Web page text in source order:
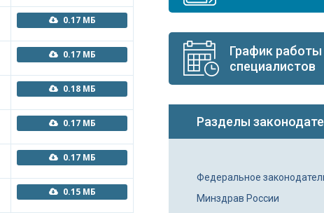
0.17 МБ
0.17 МБ
0.18 МБ
0.17 МБ
0.17 МБ
0.15 МБ
График работы
специалистов
Разделы
Федеральное
Минздрав России